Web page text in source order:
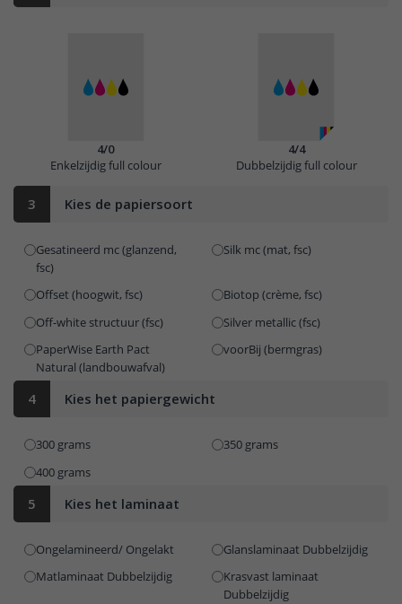
4/0
Enkelzijdig full colour
4/4
Dubbelzijdig full colour
3 Kies de papiersoort
Gesatineerd mc (glanzend,
fsc)
Silk mc (mat, fsc)
Offset (hoogwit, fsc)
Biotop (crème, fsc)
Off-white structuur (fsc)
Silver metallic (fsc)
PaperWise Earth Pact
Natural (landbouwafval)
voorBij (bermgras)
4 Kies het papiergewicht
300 grams
350 grams
400 grams
5 Kies het laminaat
Ongelamineerd/ Ongelakt
Glanslaminaat Dubbelzijdig
Matlaminaat Dubbelzijdig
Krasvast laminaat
Dubbelzijdig